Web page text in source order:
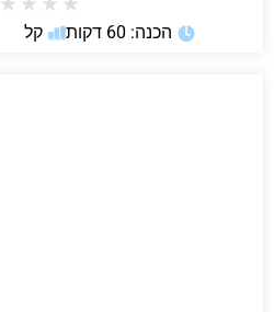
הכנה: 60 דקות קל